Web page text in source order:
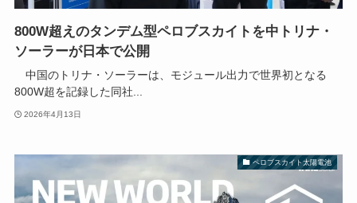
800W超えのタンデム型ペロブスカイトを中トリナ・
ソーラーが日本で公開
中国のトリナ・ソーラーは、モジュール出力で世界初となる
800W超を記録した同社...
2026年4月13日
ペロブスカイト太陽電池